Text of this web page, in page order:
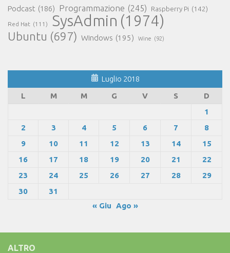
Podcast (186) Programmazione (245) Raspberry Pi (142)
Red Hat (111) SysAdmin (1974)
Ubuntu (697) Windows (195) Wine (92)
Luglio 2018
L
M M G V S
D
1
2
3 4 5 6 7
8
9
10 11 12 13 14
15
16
17 18 19 20 21
22
23
24 25 26 27 28
29
30
31
« Giu Ago »
ALTRO